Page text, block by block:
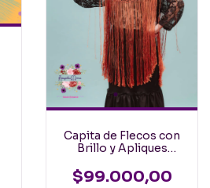
Capita de Flecos con
Brillo y Apliques
Ocre
$99.000,00